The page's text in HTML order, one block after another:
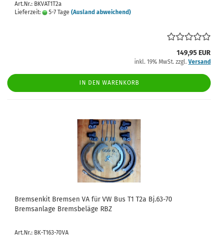
Art.Nr.: BKVAT1T2a
Lieferzeit:
5-7 Tage (Ausland abweichend)
149,95 EUR
inkl. 19% MwSt. zzgl. Versand
IN DEN WARENKORB
Bremsenkit Bremsen VA für VW Bus T1 T2a Bj.63-70
Bremsanlage Bremsbeläge RBZ
Art.Nr.: BK-T163-70VA